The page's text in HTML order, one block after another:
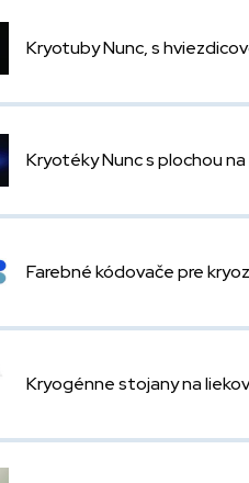
Kryotuby Nunc, s
Kryotéky Nunc s plochou
Farebné kódovače pre
Kryogénne stojany na